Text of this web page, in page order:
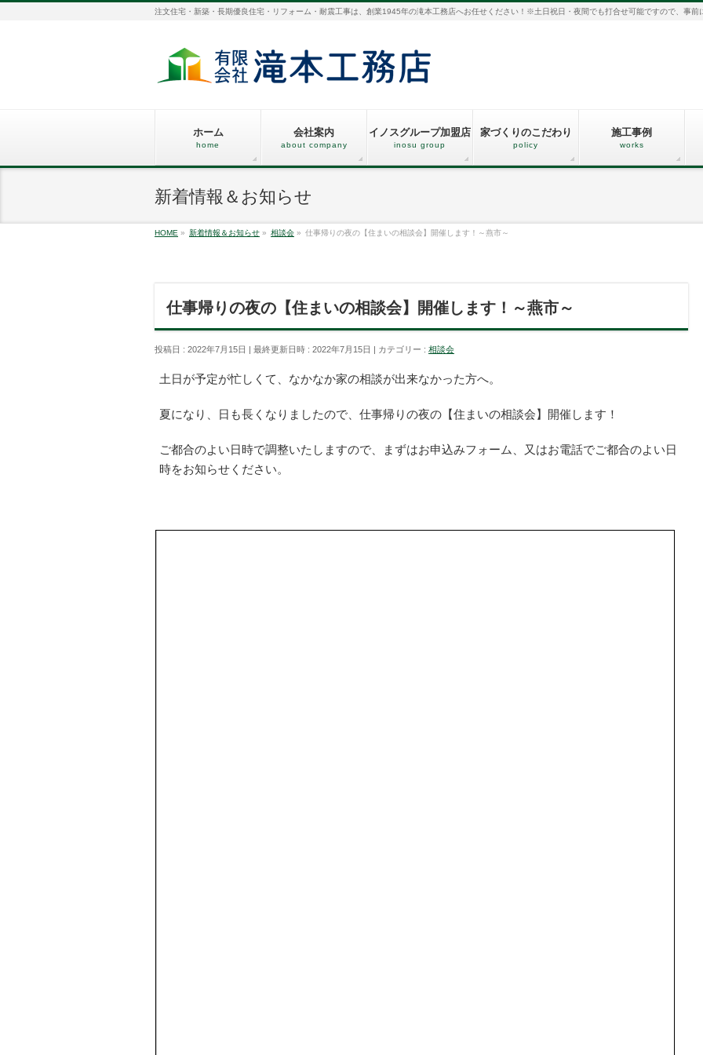
注文住宅・新築・長期優良住宅・リフォーム・耐震工事は、創業1945年の滝本工務店へお任せください！※土日祝日・夜間でも打合せ可能ですので、事前
ホーム
home
会社案内
about company
イノスグループ加盟店
inosu group
家づくりのこだわり
policy
施工事例
works
新着情報＆お知らせ
HOME » 新着情報＆お知らせ » 相談会 » 仕事帰りの夜の【住まいの相談会】開催します！～燕市～
仕事帰りの夜の【住まいの相談会】開催します！～燕市～
投稿日 : 2022年7月15日 最終更新日時 : 2022年7月15日 カテゴリー : 相談会
土日が予定が忙しくて、なかなか家の相談が出来なかった方へ。
夏になり、日も長くなりましたので、仕事帰りの夜の【住まいの相談会】開催します！
ご都合のよい日時で調整いたしますので、まずはお申込みフォーム、又はお電話でご都合のよい日
時をお知らせください。